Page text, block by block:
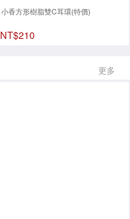
小香方形樹脂雙C耳環(特價)
NT$210
更多